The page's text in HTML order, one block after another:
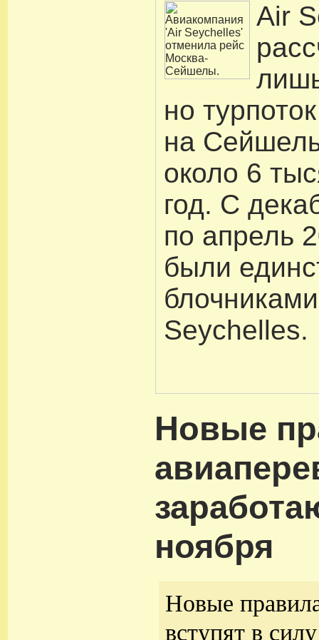
Air
но
на
около 6
год. С
по апрель
были
Seychelles.
Новые
ноября
Новые
вступят в